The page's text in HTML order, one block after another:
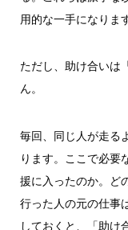
用的な一手になりま
ただし、助け合いは
ん。
毎回、同じ人が走る
ります。ここで必要
援に入ったのか。ど
行った人の元の仕事
しておくと、「助け